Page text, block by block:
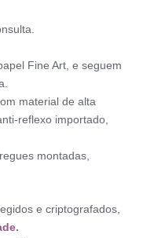
Fine Art, e seguem
material de alta
reflexo importado,
montadas,
e criptografados,